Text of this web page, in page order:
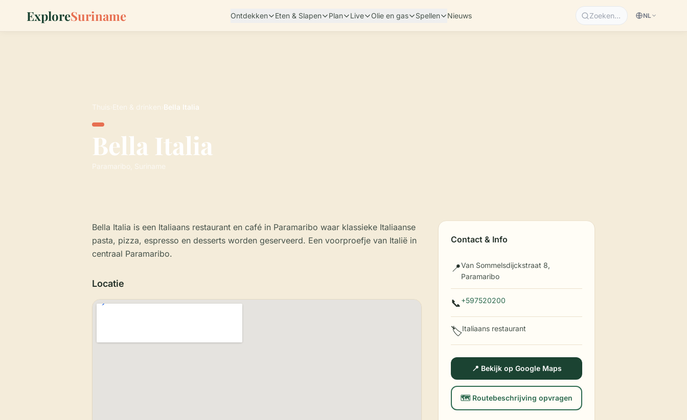
ExploreSuriname Ontdekken Eten & Slapen Plan Live Olie en gas Spellen Nieuws Zoeken… NL
Thuis Eten & drinken Bella Italia
Bella Italia
Paramaribo, Suriname
Bella Italia is een Italiaans restaurant en café in Paramaribo waar klassieke Italiaanse
pasta, pizza, espresso en desserts worden geserveerd. Een voorproefje van Italië in
centraal Paramaribo.
Locatie
Contact & Info
📍Van Sommelsdijckstraat 8,
Paramaribo
📞+597520200
🏷️Italiaans restaurant
📍 Bekijk op Google Maps
🗺️ Routebeschrijving opvragen